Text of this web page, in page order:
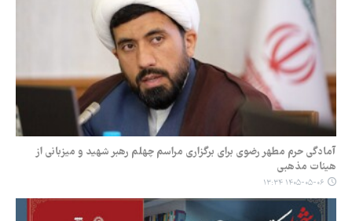
آمادگی حرم مطهر رضوی برای برگزاری مراسم چهلم رهبر شهید و میزبانی از
هیئات مذهبی
۱۴۰۵-۰۵-۰۶ ۱۳:۳۴